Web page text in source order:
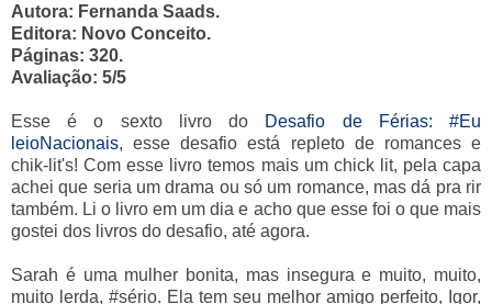
Autora: Fernanda Saads.
Editora: Novo Conceito.
Páginas: 320.
Avaliação: 5/5
Esse é o sexto livro do Desafio de Férias: #Eu
leioNacionais, esse desafio está repleto de romances e
chik-lit's! Com esse livro temos mais um chick lit, pela capa
achei que seria um drama ou só um romance, mas dá pra rir
também. Li o livro em um dia e acho que esse foi o que mais
gostei dos livros do desafio, até agora.
Sarah é uma mulher bonita, mas insegura e muito, muito,
muito lerda, #sério. Ela tem seu melhor amigo perfeito, Igor,